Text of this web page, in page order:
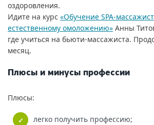
оздоровления.
Идите на курс «Обучение SPA-
естественному омоложению» Анны
где учиться на бьюти-массажиста.
месяц.
Плюсы и минусы профессии
Плюсы:
легко получить профессию;